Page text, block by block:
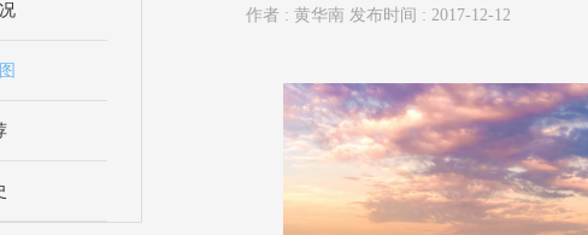
作者 : 黄华南 发布时间 : 2017-12-12